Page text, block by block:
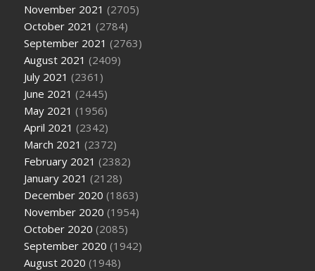
November 2021 (2705)
October 2021 (2784)
September 2021 (2763)
August 2021 (2409)
July 2021 (2361)
June 2021 (2445)
May 2021 (1956)
April 2021 (2342)
March 2021 (2372)
February 2021 (2382)
January 2021 (2128)
December 2020 (1863)
November 2020 (1954)
October 2020 (2085)
September 2020 (1942)
August 2020 (1948)